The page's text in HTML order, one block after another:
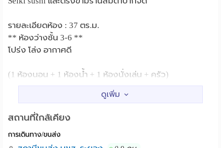
รายละเอียดห้อง : 37 ตร.ม.
** ห้องว่างชั้น 3-6 **
โปร่ง โล่ง อากาศดี
(1 ห้องนอน + 1 ห้องน้ำ + 1 ห้องนั่งเล่น + ครัว)
(ระยะเวลาสัญญาเช่า 1ปี)
วันเข้าอยู่ จ่ายมัดจำ+ค่าเช่าล่วงหน้าค่ะ
สถานที่ใกล้เคียง
การเดินทาง/ขนส่ง